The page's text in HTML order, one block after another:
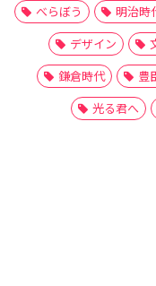
べらぼう
明治時
デザイン
鎌倉時代
豊
光る君へ